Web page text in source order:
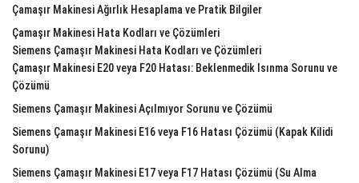
Çamaşır Makinesi Ağırlık Hesaplama ve Pratik Bilgiler
Çamaşır Makinesi Hata Kodları ve Çözümleri
Siemens Çamaşır Makinesi Hata Kodları ve Çözümleri
Çamaşır Makinesi E20 veya F20 Hatası: Beklenmedik Isınma Sorunu ve
Çözümü
Siemens Çamaşır Makinesi Açılmıyor Sorunu ve Çözümü
Siemens Çamaşır Makinesi E16 veya F16 Hatası Çözümü (Kapak Kilidi
Sorunu)
Siemens Çamaşır Makinesi E17 veya F17 Hatası Çözümü (Su Alma